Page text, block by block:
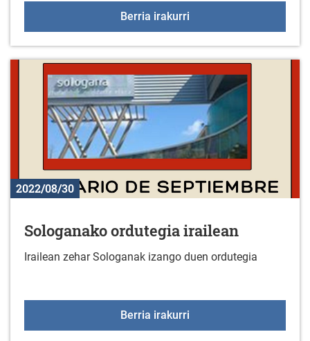
Berria irakurri
2022/08/30
Sologanako ordutegia irailean
Irailean zehar Sologanak izango duen ordutegia
Berria irakurri